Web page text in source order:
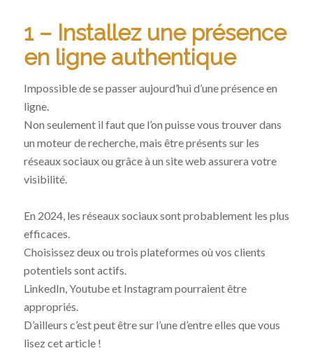
1 – Installez une présence
en ligne authentique
Impossible de se passer aujourd’hui d’une présence en
ligne.
Non seulement il faut que l’on puisse vous trouver dans
un moteur de recherche, mais être présents sur les
réseaux sociaux ou grâce à un site web assurera votre
visibilité.
En 2024, les réseaux sociaux sont probablement les plus
efficaces.
Choisissez deux ou trois plateformes où vos clients
potentiels sont actifs.
LinkedIn, Youtube et Instagram pourraient être
appropriés.
D’ailleurs c’est peut être sur l’une d’entre elles que vous
lisez cet article !